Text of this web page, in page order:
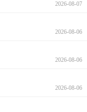
2026-08-07
2026-08-06
2026-08-06
2026-08-06